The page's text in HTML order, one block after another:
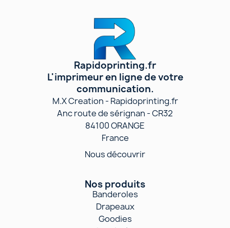
Rapidoprinting.fr
L'imprimeur en ligne de votre
communication.
M.X Creation - Rapidoprinting.fr
Anc route de sérignan - CR32
84100 ORANGE
France
Nous découvrir
Nos produits
Banderoles
Drapeaux
Goodies